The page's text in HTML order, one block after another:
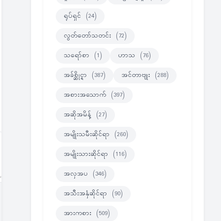
ရုပ်ရှင် (24)
လွတ်တော်သတင်း (72)
သရော်စာ (1) ဟာသ (76)
အခ်စ္ဆိုင္ရာ (387) အင်တာဗျုး (288)
အစားအသောက် (397)
အဆိုအမိန့် (27)
အမျိုးသမီးဆိုင်ရာ (260)
အမျိုးသားဆိုင်ရာ (116)
အလှအပ (346)
အသီးအနှံဆိုင်ရာ (90)
အားကစား (509)